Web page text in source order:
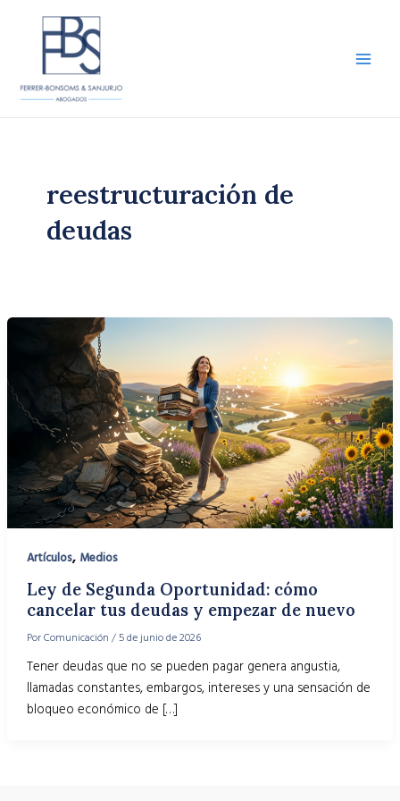
contenido
reestructuración de
deudas
Artículos, Medios
Ley de Segunda Oportunidad: cómo
cancelar tus deudas y empezar de nuevo
PorComunicación /5 de junio de 2026
Tener deudas que no se pueden pagar genera angustia,
llamadas constantes, embargos, intereses y una sensación de
bloqueo económico de […]